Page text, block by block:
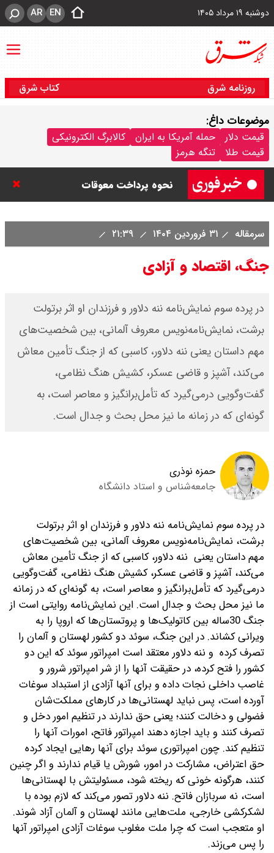
دوشنبه ۱۹ مرداد ۱۴۰۵ EN
AR
روزنامه شرق کتاب شرق
موضوعات داغ:
قیمت دلار حمله آمریکا به ایران
کالابرگ الکترونیکی
قیمت طلا
تنگه هرمز
زمان دقیق پرداخت مطالبات
بازنشستگان اعلام شد + جزییات و
نحوه پرداخت معوقات
درباره بیانیه مشترک با عمان هستیم /
؟
بقایی : عراقچی و قالیباف به پاکستان
می روند
با حکم پزشکیان، محسن رضایی دبیر
شد / تمام دبیران شعام + اینفوگرافی
سرمقاله ۳۱ فروردین ۱۴۰۴
جنگ، اقتصاد و آزادی
در پرده سوم نمایش‌نامه ننه دلاور و فرزندان او اثر برتولت
برشت، نمایش‌‌نامه‌نویس معروف آلمانی، بین شخصیت‌های
مهم داستان یعنی ننه دلاور، کاسبی که از جنگ تأمین معاش
می‌کند، آشپز و قاضی عسکر، کشیش هنگ نظامی،
گفت‌وگویی در‌می‌گیرد که تأمل‌برانگیز و معاصر است، به
گونه‌ای که در زمانه ما نیز محل بحث و جدال است.
حمزه نوذری
جامعه‌شناس و استاد دانشگاه
در پرده سوم نمایش‌نامه ننه دلاور و فرزندان او اثر برتولت
برشت، نمایش‌‌نامه‌نویس معروف آلمانی، بین شخصیت‌های
مهم داستان یعنی ننه دلاور، کاسبی که از جنگ تأمین معاش
می‌کند، آشپز و قاضی عسکر، کشیش هنگ نظامی، گفت‌وگویی
در‌می‌گیرد که تأمل‌برانگیز و معاصر است، به گونه‌ای که در زمانه
ما نیز محل بحث و جدال است. این نمایش‌نامه روایتی است از
جنگ 30‌ساله ‌بین کاتولیک‌ها و پروتستان‌ها که اروپا را به
ویرانی کشاند. در این جنگ، سوئد دو کشور لهستان و آلمان را
تصرف کرده ‌ و ننه دلاور معتقد است امپراتور سوئد که این دو
کشور را فتح کرده، در حقیقت آنها را از شر امپراتور شرور و
غاصب داخلی نجات داده و برای آنها آزادی از استبداد سوغات
آورده است، پس نباید لهستانی‌ها در کارهای مملکت‌شان
فضولی و دخالت کنند؛ یعنی حق ندارند در تنظیم امور دخل و
تصرف کنند و باید اجازه دهند امپراتور فاتح، امورات آنها را
تنظیم کند. چون امپراتوری سوئد برای آنها رهایی ایجاد کرده
حق اعتراض، مشارکت در امور، شورش یا قیام ندارند و اگر چنین
کنند، هرگونه خونی که ریخته شود، مسئولیتش با لهستانی‌ها
است، نه سربازان فاتح. ننه دلاور تصور می‌کند که لازم بوده با
لشکرکشی خارجی، ملت‌هایی مانند لهستان و آلمان آزاد شوند.
او متعجب است که چرا ملت مغلوب سوغات آزادی امپراتور آنها
را پس می‌زند.